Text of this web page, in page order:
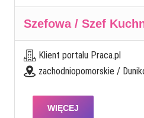
Szefowa / Szef
Klient portalu Praca.pl
zachodniopomorskie /
WIĘCEJ